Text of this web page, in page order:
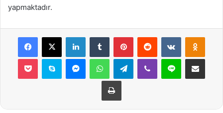
yapmaktadır.
Facebook
X LinkedInTumblr PinterestReddit VKontakte
Pocket Skype MessengerWhatsAppTelegramViber Line E-Posta ile
Yazdır